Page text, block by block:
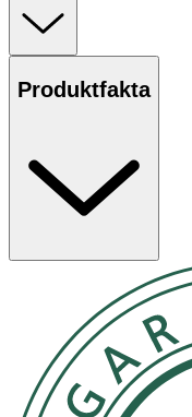
Produktfakta